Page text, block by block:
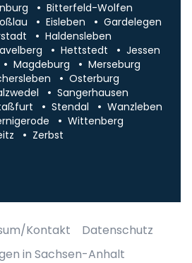
Bitterfeld-Wolfen
Eisleben
Gardelegen
Haldensleben
Hettstedt
Jessen
Magdeburg
Merseburg
Osterburg
Sangerhausen
Stendal
Wanzleben
Wittenberg
Zerbst
Kontakt
Datenschutz
in Sachsen-Anhalt